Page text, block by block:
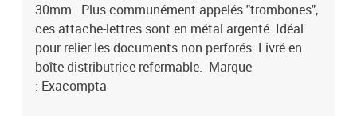
30mm . Plus communément appelés "trombones",
ces attache-lettres sont en métal argenté. Idéal
pour relier les documents non perforés. Livré en
boîte distributrice refermable. Marque
: Exacompta